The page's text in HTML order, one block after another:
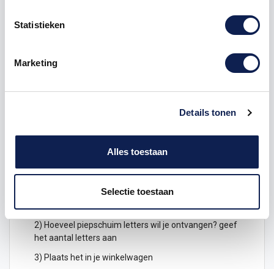
Statistieken
Marketing
Details tonen
Alles toestaan
Selectie toestaan
een hoogte van 5 cm tot een hoogte van 80 cm, de
geschikt om buiten te gebruiken maar wel uitermate
geschikt voor binnen gebruik. Hoe moet je dit
1) Geef aan welke formaat je wenst te ontvangen, de
2) Hoeveel piepschuim letters wil je ontvangen? geef
het aantal letters aan
3) Plaats het in je winkelwagen